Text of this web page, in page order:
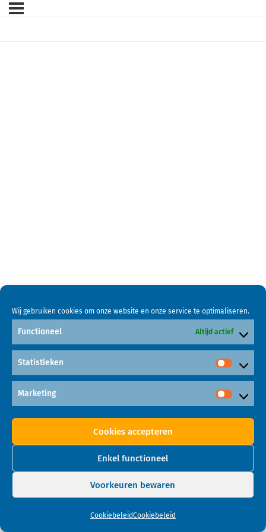
Wij gebruiken cookies om onze website en onze service te optimaliseren.
Functioneel Altijd actief
Statistieken
Marketing
Cookies accepteren
Enkel functioneel
Voorkeuren bewaren
CookiebeleidCookiebeleid